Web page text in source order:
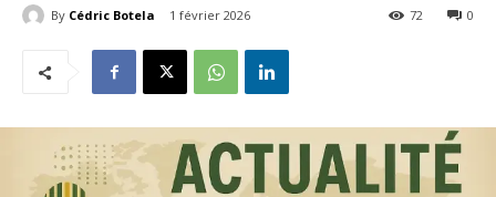
By Cédric Botela 1 février 2026 0
72